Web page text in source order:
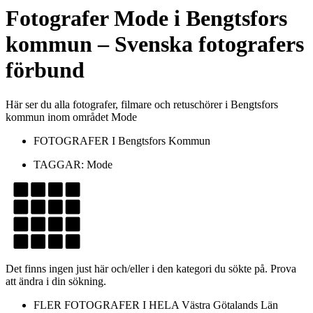
FotograferMode i Bengtsfors
kommun– Svenska fotografers
förbund
Här ser du alla fotografer, filmare och retuschörer i Bengtsfors
kommun inom området Mode
FOTOGRAFER I Bengtsfors Kommun
TAGGAR: Mode
Det finns ingen just här och/eller i den kategori du sökte på. Prova
att ändra i din sökning.
FLER FOTOGRAFER I HELA Västra Götalands Län